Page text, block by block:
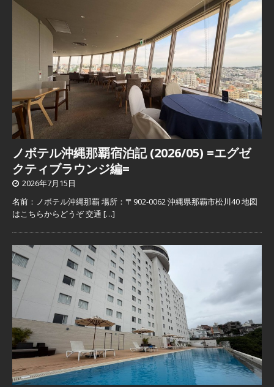
ノボテル沖縄那覇宿泊記 (2026/05) =エグゼ
クティブラウンジ編=
2026年7月15日
名前：ノボテル沖縄那覇 場所：〒902-0062 沖縄県那覇市松川40 地図
はこちらからどうぞ 交通 […]